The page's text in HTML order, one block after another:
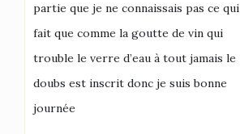
partie que je ne connaissais pas ce qui
fait que comme la goutte de vin qui
trouble le verre d’eau à tout jamais le
doubs est inscrit donc je suis bonne
journée